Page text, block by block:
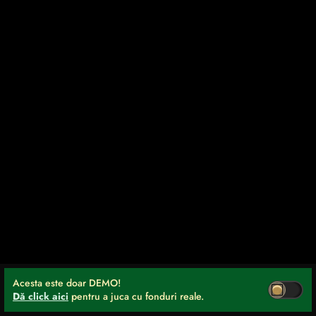
Acesta este doar DEMO!
Dă click aici pentru a juca cu fonduri reale.